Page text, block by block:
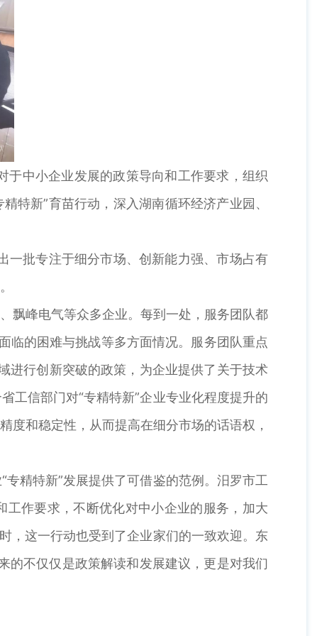
中小企业发展的政策导向和工作要求，组织
特新”育苗行动，深入湖南循环经济产业园、
批专注于细分市场、创新能力强、市场占有
峰电气等众多企业。每到一处，服务团队都
临的困难与挑战等多方面情况。服务团队重点
进行创新突破的政策，为企业提供了关于技术
工信部门对“专精特新”企业专业化程度提升的
度和稳定性，从而提高在细分市场的话语权，
精特新”发展提供了可借鉴的范例。汨罗市工
工作要求，不断优化对中小企业的服务，加大
，这一行动也受到了企业家们的一致欢迎。东
的不仅仅是政策解读和发展建议，更是对我们